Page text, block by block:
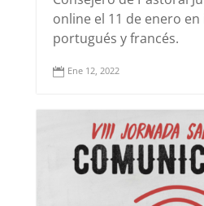
online el 11 de enero
portugués y francés.
 Ene 12, 2022